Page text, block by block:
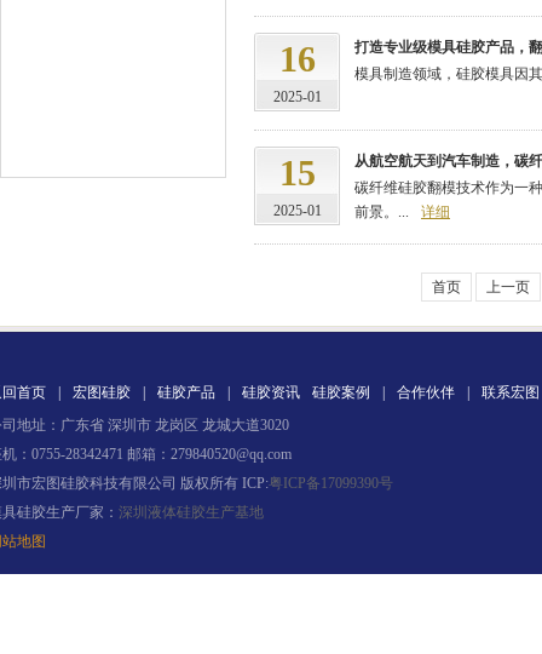
16
2025-01
打造专业级模具硅胶产品，
模具制造领域，硅胶模具因
15
2025-01
从航空航天到汽车制造，碳
碳纤维硅胶翻模技术作为一
前景。...
详细
首页 上一页
首页 宏图硅胶 硅胶产品 硅胶资讯 硅胶案例 合作伙伴
联系宏图
地址：广东省 深圳市 龙岗区 龙城大道3020
：0755-28342471 邮箱：279840520@qq.com
市宏图硅胶科技有限公司 版权所有 ICP:粤ICP备17099390号
硅胶生产厂家： 深圳液体硅胶生产基地
地图